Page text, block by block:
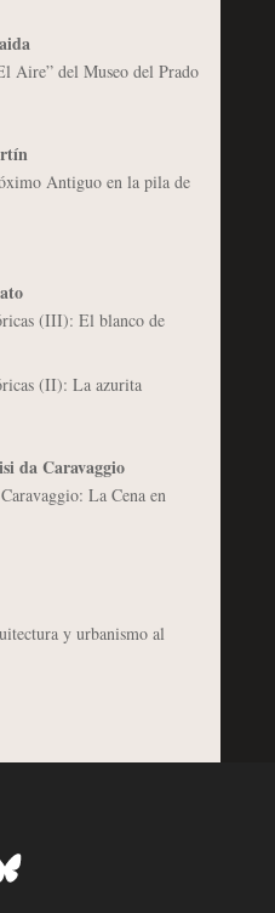
Aire” del Museo del Prado
Antiguo en la pila de
(III): El blanco de
(II): La azurita
da Caravaggio
La Cena en
y urbanismo al